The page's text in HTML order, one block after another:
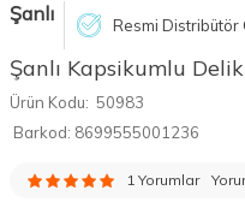
Şanlı Resmi Distribütör
Şanlı Kapsikumlu
Ürün Kodu: 50983
Barkod: 8699555001236
1 Yorumlar